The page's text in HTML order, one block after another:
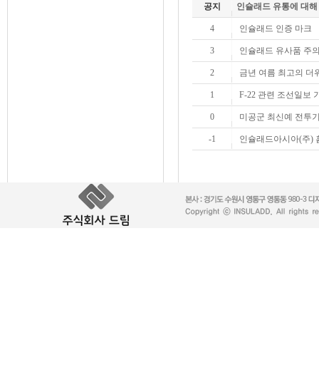
공지 인슐래드 유통에 대
4 인슐래드 인증 마크
3 인슐래드 유사품 주
2 금년 여름 최고의 더
1 F-22 관련 조선일보
0 미공군 최신예 전투
-1 인슐래드아시아(주)